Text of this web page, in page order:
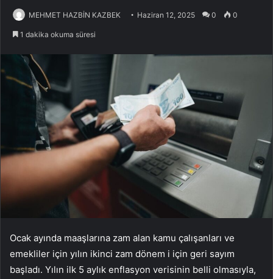
MEHMET HAZBİN KAZBEK Haziran 12, 2025 0 0
1 dakika okuma süresi
Ocak ayında maaşlarına zam alan kamu çalışanları ve
emekliler için yılın ikinci zam dönem i için geri sayım
başladı. Yılın ilk 5 aylık enflasyon verisinin belli olmasıyla,